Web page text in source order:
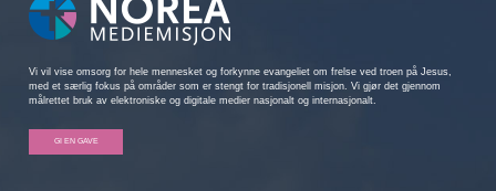
Vi vil vise omsorg for hele mennesket og forkynne evangeliet om frelse ved troen på Jesus,
med et særlig fokus på områder som er stengt for tradisjonell misjon. Vi gjør det gjennom
målrettet bruk av elektroniske og digitale medier nasjonalt og internasjonalt.
GI EN GAVE